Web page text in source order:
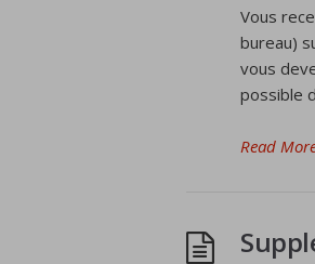
Vous
bureau)
vous
possible
Read